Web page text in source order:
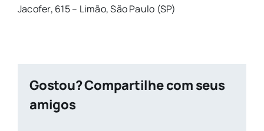
Jacofer, 615 – Limão, São Paulo (SP)
Gostou? Compartilhe com seus
amigos